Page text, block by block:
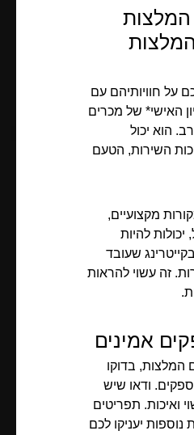
המלצות
על חוויותיהם עם
האישי* של מכרים
הוא יכול
השירות, הטעם
מקצועיים,
יכולות להיות
שעובד
זה עשוי להראות
אמינים
בדוקו
ודאו שיש
ואיכות. תפריטים
נוספות יעניקו לכם